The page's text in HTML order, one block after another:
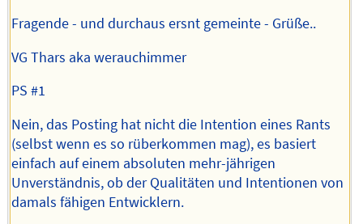
Fragende - und durchaus ersnt gemeinte - Grüße..
VG Thars aka werauchimmer
PS #1
Nein, das Posting hat nicht die Intention eines Rants
(selbst wenn es so rüberkommen mag), es basiert
einfach auf einem absoluten mehr-jährigen
Unverständnis, ob der Qualitäten und Intentionen von
damals fähigen Entwicklern.